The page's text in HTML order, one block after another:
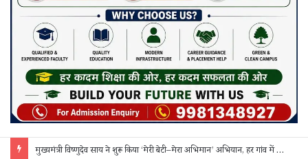
मुख्यमंत्री विष्णुदेव साय ने शुरू किया ‘मेरी बेटी–मेरा अभिमान’ अभियान, हर गांव में मुक्तिधाम और हर स्कूल में बालिका शौचालय